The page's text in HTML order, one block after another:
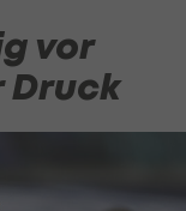
vor